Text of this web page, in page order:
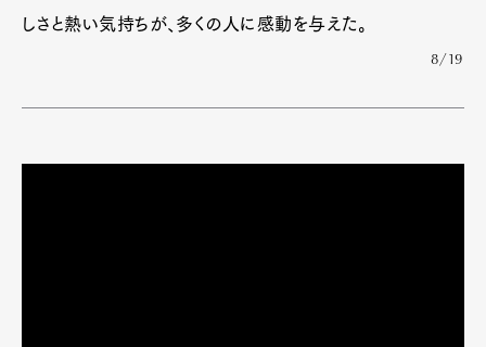
しさと熱い気持ちが、多くの人に感動を与えた。
8/19